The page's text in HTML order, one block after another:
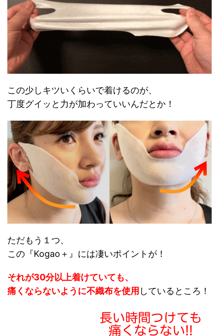
この少しキツいくらいで着けるのが、
丁度グイッと力が加わっていいんだとか！
ただもう１つ、
この『Kogao＋』には凄いポイントが！
それが30分以上着けていても、
痛くならないように不織布を使用 しているところ！